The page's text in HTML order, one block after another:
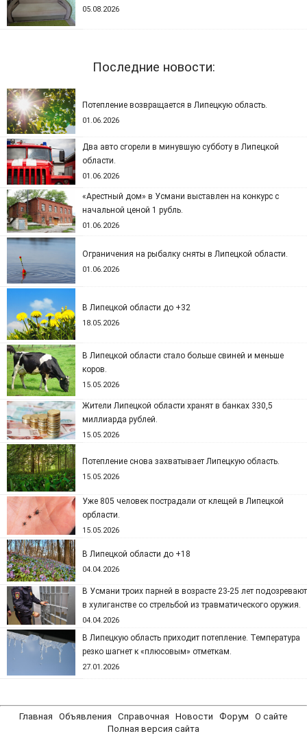
05.08.2026
Последние новости:
Потепление возвращается в Липецкую область.
01.06.2026
Два авто сгорели в минувшую субботу в Липецкой
области.
01.06.2026
«Арестный дом» в Усмани выставлен на конкурс с
начальной ценой 1 рубль.
01.06.2026
Ограничения на рыбалку сняты в Липецкой области.
01.06.2026
В Липецкой области до +32
18.05.2026
В Липецкой области стало больше свиней и меньше
коров.
15.05.2026
Жители Липецкой области хранят в банках 330,5
миллиарда рублей.
15.05.2026
Потепление снова захватывает Липецкую область.
15.05.2026
Уже 805 человек пострадали от клещей в Липецкой
орбласти.
15.05.2026
В Липецкой области до +18
04.04.2026
В Усмани троих парней в возрасте 23-25 лет подозревают
в хулиганстве со стрельбой из травматического оружия.
04.04.2026
В Липецкую область приходит потепление. Температура
резко шагнет к «плюсовым» отметкам.
27.01.2026
Главная Объявления Справочная Новости Форум
О сайте
Полная версия сайта